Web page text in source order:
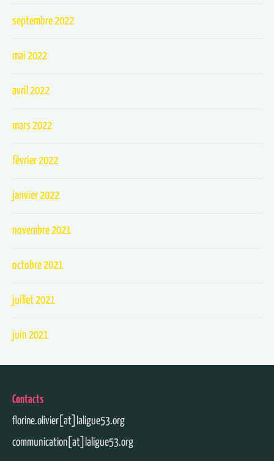
septembre 2022
mai 2022
avril 2022
mars 2022
février 2022
janvier 2022
novembre 2021
octobre 2021
juillet 2021
juin 2021
Contacts
florine.olivier[at]laligue53.org
communication[at]laligue53.org